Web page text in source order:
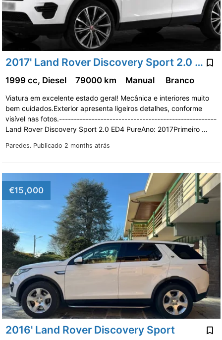
2017' Land Rover Discovery Sport 2.0 Ed4 Pure
Paredes. Publicado 2 months atrás
1999 cc, Diesel 79000 km Manual Branco
Viatura em excelente estado geral! Mecânica e interiores muito
bem cuidados.Exterior apresenta ligeiros detalhes, conforme
visível nas fotos.-----------------------------------------------------
Land Rover Discovery Sport 2.0 ED4 PureAno: 2017Primeiro …
€15,000
2016' Land Rover Discovery Sport